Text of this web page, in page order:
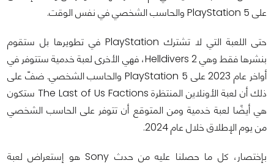
على PlayStation 5 والحاسب الشخصي في نفس الوقت.
حتى اللعبة التي لا تشترك PlayStation في تطويرها بل ستقوم
بنشرها فقط وهي Helldivers 2، فهي الأخرى لعبة خدمية ستتوفر في
أواخر عام 2023 على PlayStation 5 والحاسب الشخصي. ضفّ على
ذلك أن لعبة الأونلاين المنتظرة The Last of Us Factions ستكون
هي أيضًا لعبة خدمية ومن المتوقع أن تتوفر على الحاسب الشخصي
من يوم الإطلاق خلال عام 2024.
بإختصار، كل ما حصلنا عليه من حدث Sony هو إستعراض لعبة